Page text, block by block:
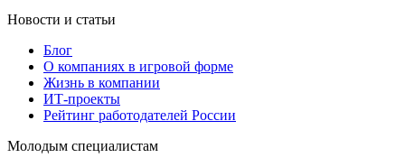
Новости и статьи
Блог
О компаниях в игровой форме
Жизнь в компании
ИТ-проекты
Рейтинг работодателей России
Молодым специалистам